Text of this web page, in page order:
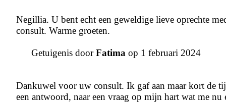
Negillia. U bent echt een geweldige lieve oprechte
consult. Warme groeten.
Getuigenis doorFatima op 1 februari 2024
Dankuwel voor uw consult. Ik gaf aan maar kort de
een antwoord, naar een vraag op mijn hart wat me